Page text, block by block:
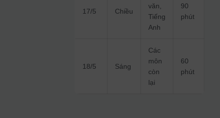
17/5 Chiều
văn,
Tiếng
Anh
90
phút
18/5 Sáng
Các
môn
còn
lại
60
phút